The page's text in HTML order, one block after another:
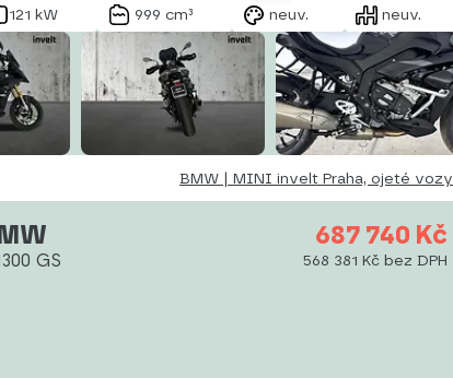
121 kW 999 cm³ neuv. neuv.
BMW | MINI invelt Praha, ojeté vozy
GS
687 740 Kč
568 381 Kč bez DPH